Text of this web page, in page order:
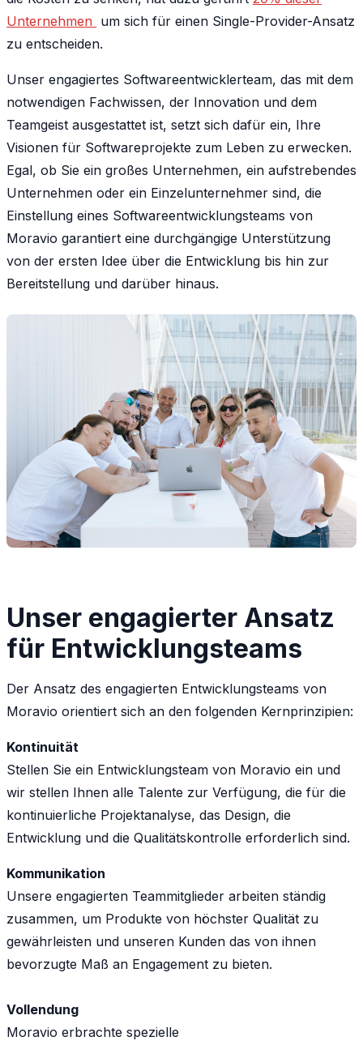
Unternehmen um sich für einen Single-Provider-Ansatz
zu entscheiden.
Unser engagiertes Softwareentwicklerteam, das mit dem
notwendigen Fachwissen, der Innovation und dem
Teamgeist ausgestattet ist, setzt sich dafür ein, Ihre
Visionen für Softwareprojekte zum Leben zu erwecken.
Egal, ob Sie ein großes Unternehmen, ein aufstrebendes
Unternehmen oder ein Einzelunternehmer sind, die
Einstellung eines Softwareentwicklungsteams von
Moravio garantiert eine durchgängige Unterstützung
von der ersten Idee über die Entwicklung bis hin zur
Bereitstellung und darüber hinaus.
Unser engagierter Ansatz
für Entwicklungsteams
Der Ansatz des engagierten Entwicklungsteams von
Moravio orientiert sich an den folgenden Kernprinzipien:
Kontinuität
Stellen Sie ein Entwicklungsteam von Moravio ein und
wir stellen Ihnen alle Talente zur Verfügung, die für die
kontinuierliche Projektanalyse, das Design, die
Entwicklung und die Qualitätskontrolle erforderlich sind.
Kommunikation
Unsere engagierten Teammitglieder arbeiten ständig
zusammen, um Produkte von höchster Qualität zu
gewährleisten und unseren Kunden das von ihnen
bevorzugte Maß an Engagement zu bieten.
Vollendung
Moravio erbrachte spezielle